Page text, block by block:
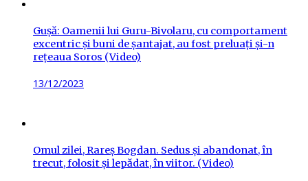
Gușă: Oamenii lui Guru-Bivolaru, cu comportament
excentric și buni de șantajat, au fost preluați și-n
rețeaua Soros (Video)
Posted
13/12/2023
Omul zilei, Rareș Bogdan. Sedus și abandonat, în
trecut, folosit și lepădat, în viitor. (Video)